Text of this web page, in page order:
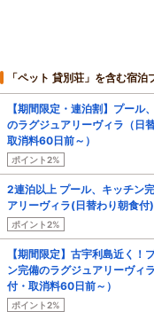
「ペット 貸別荘」を含む宿泊
【期間限定・連泊割】プール
のラグジュアリーヴィラ（日
取消料60日前～）
ポイント2%
2連泊以上 プール、キッチン
アリーヴィラ(日替わり朝食付)
ポイント2%
【期間限定】古宇利島近く！
ン完備のラグジュアリーヴィ
付・取消料60日前～）
ポイント2%